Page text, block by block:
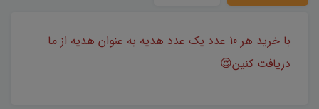
با خرید هر 10 عدد یک عدد هدیه به عنوان هدیه از ما
دریافت کنین😍